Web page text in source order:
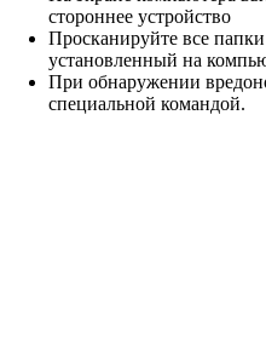
стороннее устройство
Просканируйте все
установленный на
При обнаружении
специальной командой.